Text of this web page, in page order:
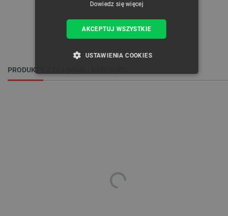
PRODUKTY Z TEJ SAMEJ KATEGORII:
Dowiedz się więcej
AKCEPTUJ WSZYSTKIE
USTAWIENIA COOKIES
Wydajność
Funkcjonalność